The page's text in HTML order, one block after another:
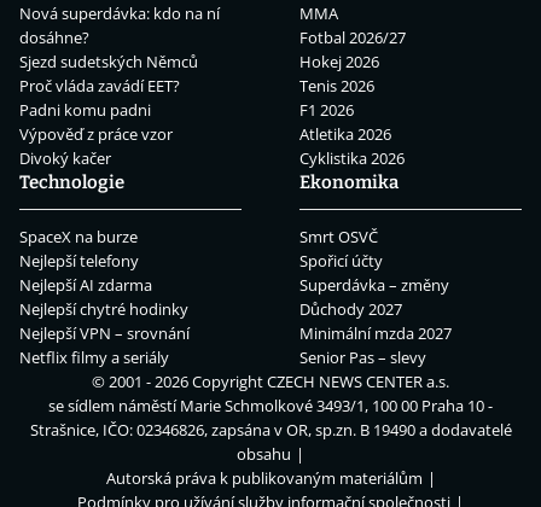
Nová superdávka: kdo na ní
dosáhne?
Sjezd sudetských Němců
Proč vláda zavádí EET?
Padni komu padni
Výpověď z práce vzor
Divoký kačer
MMA
Fotbal 2026/27
Hokej 2026
Tenis 2026
F1 2026
Atletika 2026
Cyklistika 2026
Technologie
SpaceX na burze
Nejlepší telefony
Nejlepší AI zdarma
Nejlepší chytré hodinky
Nejlepší VPN – srovnání
Netflix filmy a seriály
Ekonomika
Smrt OSVČ
Spořicí účty
Superdávka – změny
Důchody 2027
Minimální mzda 2027
Senior Pas – slevy
© 2001 - 2026 CopyrightCZECH NEWS CENTER a.s.
se sídlem náměstí Marie Schmolkové 3493/1, 100 00 Praha 10 -
Strašnice, IČO: 02346826, zapsána v OR, sp.zn. B 19490 a dodavatelé
obsahu
Autorská práva k publikovaným materiálům
Podmínky pro užívání služby informační společnosti